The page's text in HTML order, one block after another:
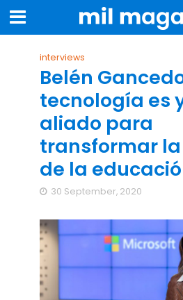
interviews
Belén
tecnología es
aliado para
transformar
de la
30 September, 2020